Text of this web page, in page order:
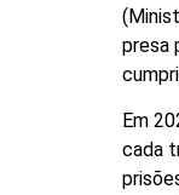
presa
Em
cada